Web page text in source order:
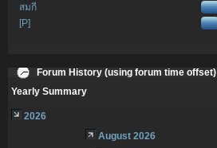
สมกี
[P]
Forum History (using forum time offset)
Yearly Summary
2026
August 2026